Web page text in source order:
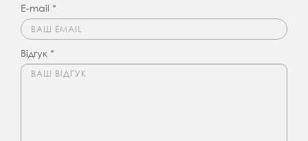
E-mail *
Відгук *